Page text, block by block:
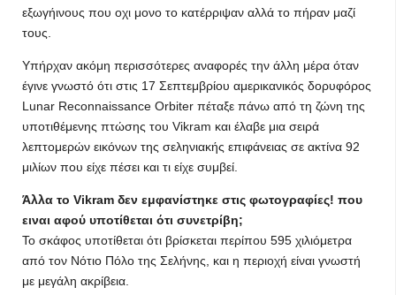
εξωγήινους που οχι μονο το κατέρριψαν αλλά το πήραν μαζί
τους.
Υπήρχαν ακόμη περισσότερες αναφορές την άλλη μέρα όταν
έγινε γνωστό ότι στις 17 Σεπτεμβρίου αμερικανικός δορυφόρος
Lunar Reconnaissance Orbiter πέταξε πάνω από τη ζώνη της
υποτιθέμενης πτώσης του Vikram και έλαβε μια σειρά
λεπτομερών εικόνων της σεληνιακής επιφάνειας σε ακτίνα 92
μιλίων που είχε πέσει και τι είχε συμβεί.
Άλλα το Vikram δεν εμφανίστηκε στις φωτογραφίες! που
ειναι αφού υποτίθεται ότι συνετρίβη;
Το σκάφος υποτίθεται ότι βρίσκεται περίπου 595 χιλιόμετρα
από τον Νότιο Πόλο της Σελήνης, και η περιοχή είναι γνωστή
με μεγάλη ακρίβεια.